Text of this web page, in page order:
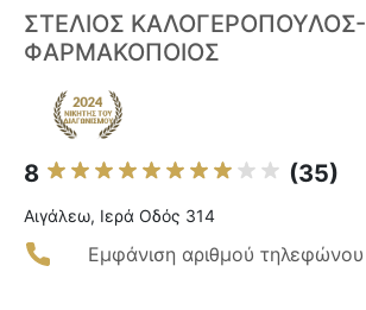
ΣΤΕΛΙΟΣ ΚΑΛΟΓΕΡΟΠΟΥΛΟΣ-
ΦΑΡΜΑΚΟΠΟΙΟΣ
8 (35)
Αιγάλεω, Ιερά Οδός 314
Εμφάνιση αριθμού τηλεφώνου